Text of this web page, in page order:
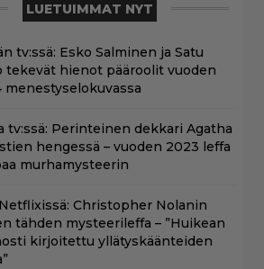
LUETUIMMAT NYT
tv:ssä: Esko Salminen ja Satu
tekevät hienot pääroolit vuoden
menestyselokuvassa
tv:ssä: Perinteinen dekkari Agatha
hengessä – vuoden 2023 leffa
murhamysteerin
Christopher Nolanin
tähden mysteerileffa – ”Huikean
kirjoitettu yllätyskäänteiden